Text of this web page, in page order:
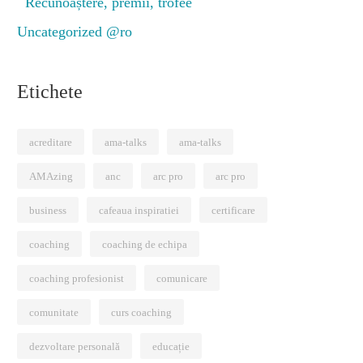
cel mai bun curs de certificare in
2025
Uncategorized @ro
Etichete
acreditare ama-talks ama-talks
AMAzing anc arc pro arc pro
business cafeaua inspiratiei certificare
coaching coaching de echipa
coaching profesionist comunicare
comunitate curs coaching
dezvoltare personală educație